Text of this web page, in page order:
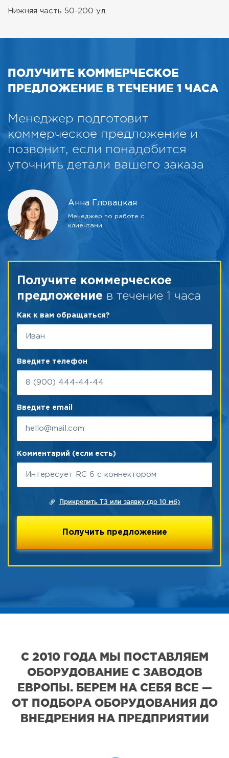
Нижняя часть 50-200 ул.
ПОЛУЧИТЕ КОММЕРЧЕСКОЕ
ПРЕДЛОЖЕНИЕ В ТЕЧЕНИЕ 1 ЧАСА
Менеджер подготовит
коммерческое предложение и
позвонит, если понадобится
уточнить детали вашего заказа
Анна Гловацкая
Менеджер по работе с
клиентами
Получите коммерческое
предложение в течение 1 часа
Как к вам обращаться?
Введите телефон
Введите email
Комментарий (если есть)
Прикрепить ТЗ или заявку (до 10 мб)
С 2010 ГОДА МЫ ПОСТАВЛЯЕМ
ОБОРУДОВАНИЕ С ЗАВОДОВ
ЕВРОПЫ. БЕРЕМ НА СЕБЯ ВСЕ —
ОТ ПОДБОРА ОБОРУДОВАНИЯ ДО
ВНЕДРЕНИЯ НА ПРЕДПРИЯТИИ